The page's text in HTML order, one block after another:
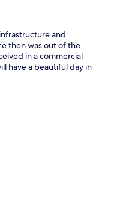
and
then was out of the
in a commercial
have a beautiful day in